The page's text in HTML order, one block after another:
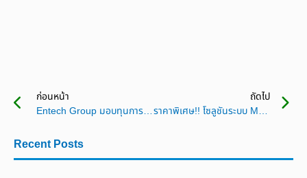
ก่อนหน้า
ถัดไป
Recent Posts